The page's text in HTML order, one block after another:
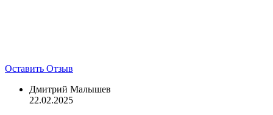
Оставить Отзыв
Дмитрий Малышев
22.02.2025